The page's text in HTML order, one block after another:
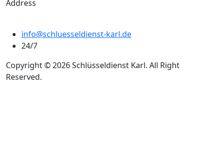
Address
info@schluesseldienst-karl.de
24/7
Copyright © 2026 Schlüsseldienst Karl. All Right
Reserved.